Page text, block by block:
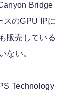
Bridge
のGPU IPに
販売している
ない。
Technology